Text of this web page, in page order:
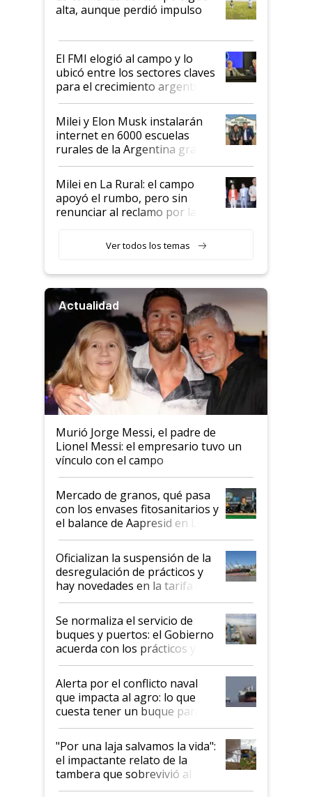
que de una dura crisis salió
de Milei
alta, aunque perdió impulso
El FMI elogió al campo y lo
ubicó entre los sectores claves
para el crecimiento argentino
Milei y Elon Musk instalarán
internet en 6000 escuelas
rurales de la Argentina gracias
a un acuerdo con Starlink
Milei en La Rural: el campo
apoyó el rumbo, pero sin
renunciar al reclamo por las
Ver todos los temas
Actualidad
Murió Jorge Messi, el padre de
Lionel Messi: el empresario tuvo un
vínculo con el campo
Mercado de granos, qué pasa
con los envases fitosanitarios y
el balance de Aapresid en La
Posta
Oficializan la suspensión de la
desregulación de prácticos y
hay novedades en la tarifa de
la hidrovía
Se normaliza el servicio de
buques y puertos: el Gobierno
acuerda con los prácticos y
suspende el decreto de
desregulación
Alerta por el conflicto naval
que impacta al agro: lo que
cuesta tener un buque parado
y el peligro de que Argentina
pase a ser "país sucio"
"Por una laja salvamos la vida":
el impactante relato de la
tambera que sobrevivió al
tornado